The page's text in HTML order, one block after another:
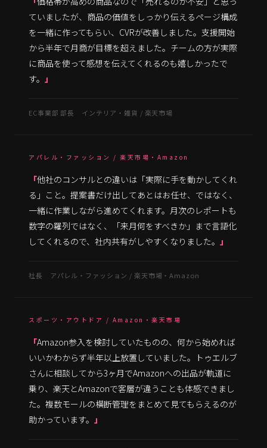
ていましたが、商品の価値をしっかり伝えるページ構成
を一緒に作ってもらい、CVRが改善しました。支援開始
から半年で月商が目標を超えました。チームの方が実際
に商品を使って感想を伝えてくれるのも嬉しかったで
す。
EC事業部 部長 インテリア・雑貨 / 楽天市場
アパレル・ファッション / 楽天市場・Amazon
他社のコンサルとの違いは「実際に手を動かしてくれ
る」こと。提案書だけ出してあとはお任せ、ではなく、
一緒に作業しながら進めてくれます。月次のレポートも
数字の羅列ではなく、「来月何をすべきか」まで言語化
してくれるので、社内共有がしやすくなりました。
社長 アパレル・ファッション / 楽天市場・Amazon
スポーツ・アウトドア / Amazon・楽天市場
Amazon参入を検討していたものの、何から始めれば
いいかわからず半年以上放置していました。トゥエルブ
さんに相談してから3ヶ月でAmazonへの出品が軌道に
乗り、楽天とAmazonで客層が違うことも体感できまし
た。複数モールの横断管理をまとめて見てもらえるのが
助かっています。